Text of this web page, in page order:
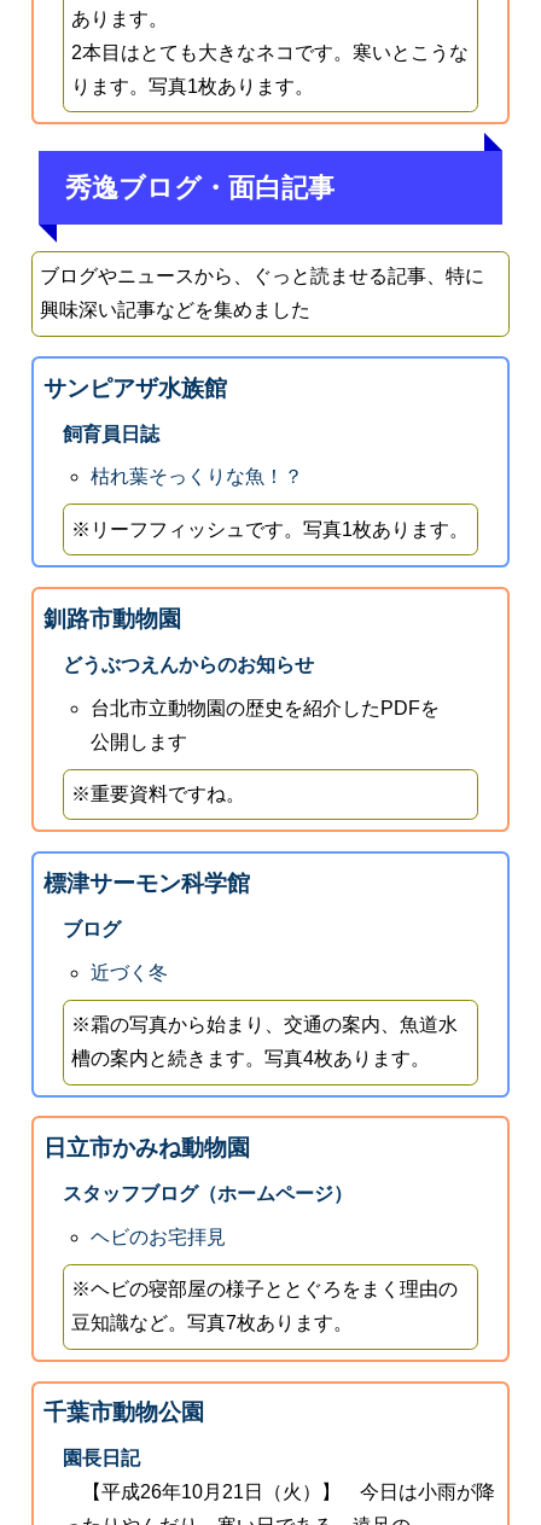
あります。
2本目はとても大きなネコです。寒いとこうな
ります。写真1枚あります。
秀逸ブログ・面白記事
ブログやニュースから、ぐっと読ませる記事、特に
興味深い記事などを集めました
サンピアザ水族館
飼育員日誌
枯れ葉そっくりな魚！？
※リーフフィッシュです。写真1枚あります。
釧路市動物園
どうぶつえんからのお知らせ
台北市立動物園の歴史を紹介したPDFを
公開します
※重要資料ですね。
標津サーモン科学館
ブログ
近づく冬
※霜の写真から始まり、交通の案内、魚道水
槽の案内と続きます。写真4枚あります。
日立市かみね動物園
スタッフブログ（ホームページ）
ヘビのお宅拝見
※ヘビの寝部屋の様子ととぐろをまく理由の
豆知識など。写真7枚あります。
千葉市動物公園
園長日記
【平成26年10月21日（火）】 今日は小雨が降